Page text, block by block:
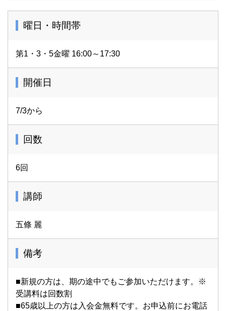
曜日・時間帯
第1・3・5金曜 16:00～17:30
開催日
7/3から
回数
6回
講師
五條 麗
備考
■新規の方は、期の途中でもご参加いただけます。※
受講料は回数割
■65歳以上の方は入会金無料です。お申込前にお電話